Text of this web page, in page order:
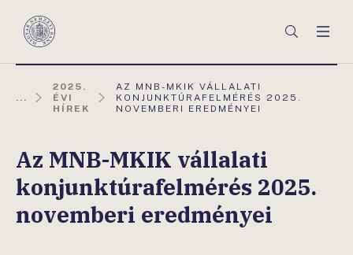
Magyar
Keresés
...
2025.
ÉVI
HÍREK
AKTUÁLIS
OLDAL:
AZ MNB-MKIK VÁLLALATI
KONJUNKTÚRAFELMÉRÉS 2025.
NOVEMBERI EREDMÉNYEI
Az MNB-MKIK vállalati
konjunktúrafelmérés 2025.
novemberi eredményei